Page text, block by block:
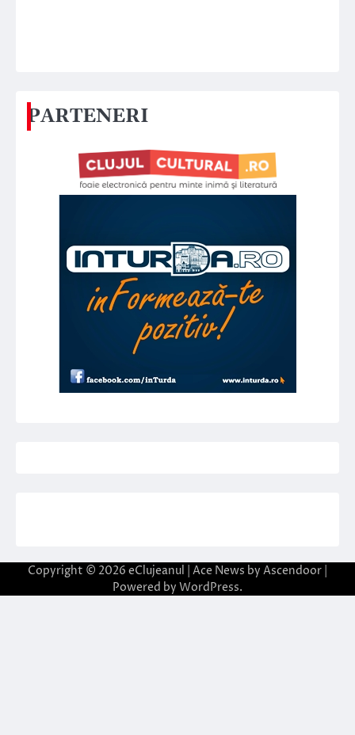
PARTENERI
Copyright © 2026 eClujeanul | Ace News by Ascendoor
Powered by WordPress.